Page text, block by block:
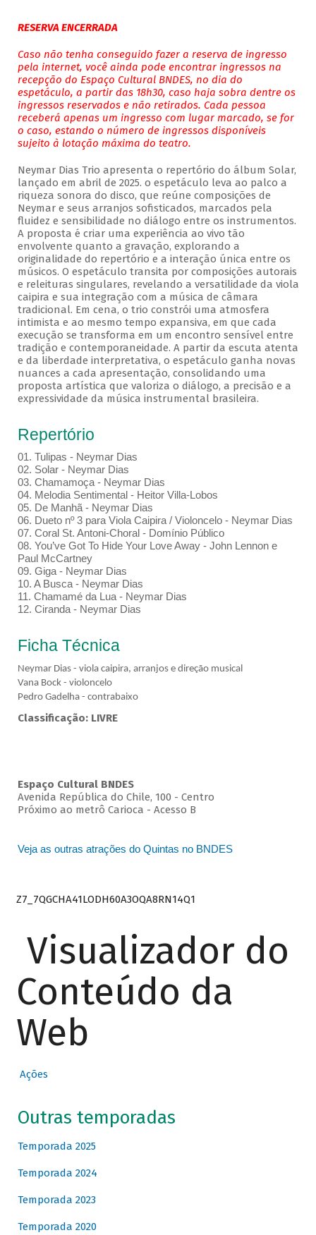
RESERVA ENCERRADA
Caso não tenha conseguido fazer a reserva de ingresso
pela internet, você ainda pode encontrar ingressos na
recepção do Espaço Cultural BNDES, no dia do
espetáculo, a partir das 18h30, caso haja sobra dentre os
ingressos reservados e não retirados. Cada pessoa
receberá apenas um ingresso com lugar marcado, se for
o caso, estando o número de ingressos disponíveis
sujeito à lotação máxima do teatro.
Neymar Dias Trio apresenta o repertório do álbum Solar,
lançado em abril de 2025. o espetáculo leva ao palco a
riqueza sonora do disco, que reúne composições de
Neymar e seus arranjos sofisticados, marcados pela
fluidez e sensibilidade no diálogo entre os instrumentos.
A proposta é criar uma experiência ao vivo tão
envolvente quanto a gravação, explorando a
originalidade do repertório e a interação única entre os
músicos. O espetáculo transita por composições autorais
e releituras singulares, revelando a versatilidade da viola
caipira e sua integração com a música de câmara
tradicional. Em cena, o trio constrói uma atmosfera
intimista e ao mesmo tempo expansiva, em que cada
execução se transforma em um encontro sensível entre
tradição e contemporaneidade. A partir da escuta atenta
e da liberdade interpretativa, o espetáculo ganha novas
nuances a cada apresentação, consolidando uma
proposta artística que valoriza o diálogo, a precisão e a
expressividade da música instrumental brasileira.
Repertório
01. Tulipas - Neymar Dias
02. Solar - Neymar Dias
03. Chamamoça - Neymar Dias
04. Melodia Sentimental - Heitor Villa-Lobos
05. De Manhã - Neymar Dias
06. Dueto nº 3 para Viola Caipira / Violoncelo - Neymar Dias
07. Coral St. Antoni-Choral - Domínio Público
08. You’ve Got To Hide Your Love Away - John Lennon e
Paul McCartney
09. Giga - Neymar Dias
10. A Busca - Neymar Dias
11. Chamamé da Lua - Neymar Dias
12. Ciranda - Neymar Dias
Ficha Técnica
Neymar Dias - viola caipira, arranjos e direção musical
Vana Bock - violoncelo
Pedro Gadelha - contrabaixo
Classificação: LIVRE
Espaço Cultural BNDES
Avenida República do Chile, 100 - Centro
Próximo ao metrô Carioca - Acesso B
Veja as outras atrações do Quintas no BNDES
Z7_7QGCHA41LODH60A3OQA8RN14Q1
Visualizador do
Conteúdo da
Web
Ações
Outras temporadas
Temporada 2025
Temporada 2024
Temporada 2023
Temporada 2020